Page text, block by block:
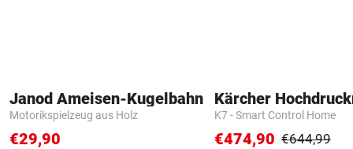
Janod Ameisen-Kugelbahn
Motorikspielzeug aus Holz
€29,90
Kärcher
K7 - Smart Control Home
€474,90 €644,99